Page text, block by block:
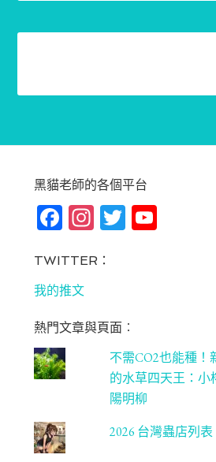
黑貓老師的各個平台
Fa
bo
ok
In
ag
m
T Yo
C
ha
n
ne
l
TWITTER：
我的推文
熱門文章與頁面︰
不需CO2也能種！
的水草四天王：
陽明柳
2026 台灣蟲店列表